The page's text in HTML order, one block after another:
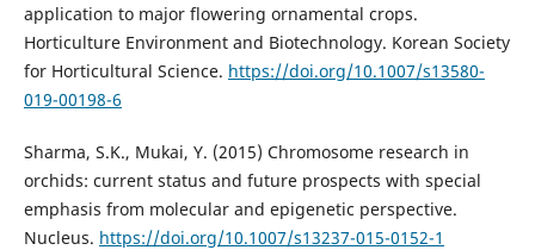
application to major flowering ornamental crops.
Horticulture Environment and Biotechnology. Korean Society
for Horticultural Science. https://doi.org/10.1007/s13580-
019-00198-6
Sharma, S.K., Mukai, Y. (2015) Chromosome research in
orchids: current status and future prospects with special
emphasis from molecular and epigenetic perspective.
Nucleus. https://doi.org/10.1007/s13237-015-0152-1